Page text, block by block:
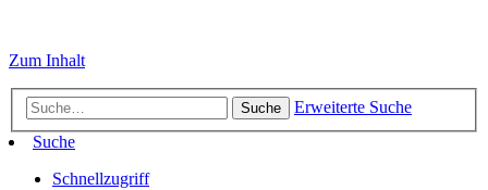
Zum Inhalt
Suche
Erweiterte Suche
Suche
Schnellzugriff